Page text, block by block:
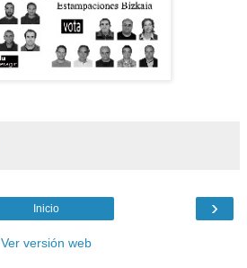
›
Inicio
Ver versión web